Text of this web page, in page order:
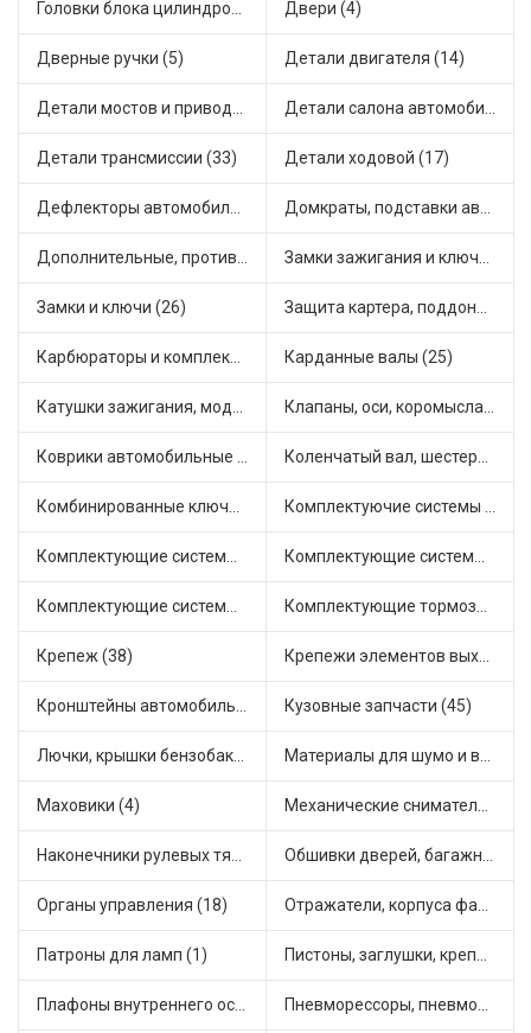
Головки блока цилиндров (2) Двери (4)
Дверные ручки (5) Детали двигателя (14)
Детали мостов и привода трансмиссии (58) Детали салона автомобиля (32)
Детали трансмиссии (33) Детали ходовой (17)
Дефлекторы автомобильные (1) Домкраты, подставки автомобильные (1)
Дополнительные, противотуманные фары (2) Замки зажигания и ключи (11)
Замки и ключи (26) Защита картера, поддона, КПП (2)
Карбюраторы и комплектующие (15) Карданные валы (25)
Катушки зажигания, модули зажигания (3) Клапаны, оси, коромысла (14)
Коврики автомобильные (5) Коленчатый вал, шестерни коленчатого вала (7)
Комбинированные ключи (3) Комплектуючие системы стеклоочистителя (7)
Комплектующие системы выпуска отработавших газов (9) Комплектующие системы отопления (22)
Комплектующие системы питания (9) Комплектующие тормозной системы (19)
Крепеж (38) Крепежи элементов выхлопной системы (5)
Кронштейны автомобильные (4) Кузовные запчасти (45)
Лючки, крышки бензобака (6) Материалы для шумо и виброизоляции (1)
Маховики (4) Механические сниматели (1)
Наконечники рулевых тяг (30) Обшивки дверей, багажника, потолков, накладки салона (17)
Органы управления (18) Отражатели, корпуса фар и фонарей (1)
Патроны для ламп (1) Пистоны, заглушки, крепежные элементы (3)
Плафоны внутреннего освещения (1) Пневморессоры, пневмоподушки (1)